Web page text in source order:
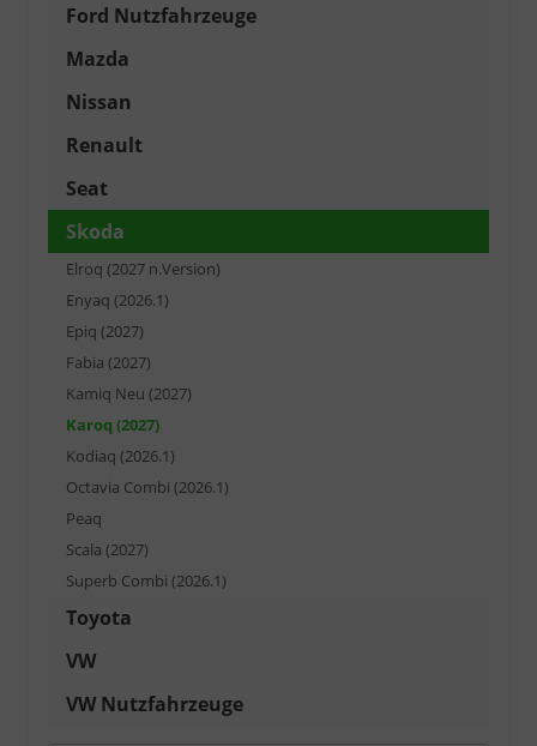
Ford Nutzfahrzeuge
Mazda
Nissan
Renault
Seat
Skoda
Elroq (2027 n.Version)
Enyaq (2026.1)
Epiq (2027)
Fabia (2027)
Kamiq Neu (2027)
Karoq (2027)
Kodiaq (2026.1)
Octavia Combi (2026.1)
Peaq
Scala (2027)
Superb Combi (2026.1)
Toyota
VW
VW Nutzfahrzeuge